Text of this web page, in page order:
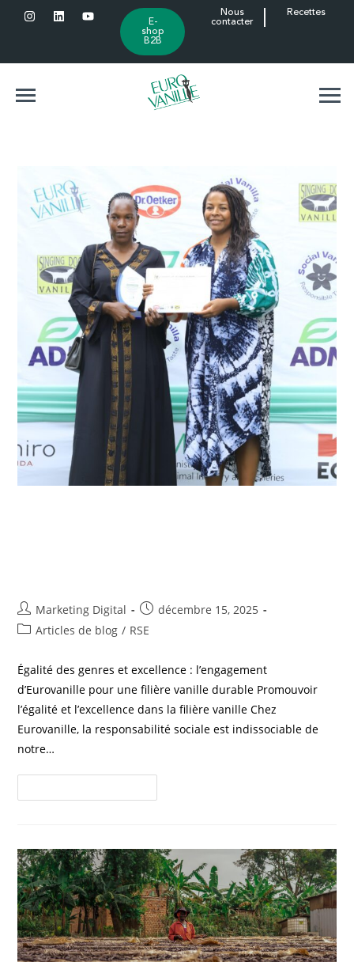
E-
shop
B2B
Nous
contacter
Recettes
Marketing Digital
décembre 15, 2025
Articles de blog / RSE
Égalité des genres et excellence : l’engagement
d’Eurovanille pour une filière vanille durable Promouvoir
l’égalité et l’excellence dans la filière vanille Chez
Eurovanille, la responsabilité sociale est indissociable de
notre…